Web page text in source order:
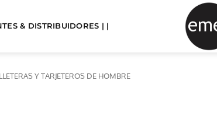
& DISTRIBUIDORES | |
Y TARJETEROS DE HOMBRE